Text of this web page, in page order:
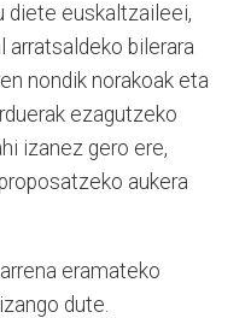
diete euskaltzaileei,
arratsaldeko bilerara
nondik norakoak eta
ezagutzeko
izanez gero ere,
aukera
eramateko
dute.